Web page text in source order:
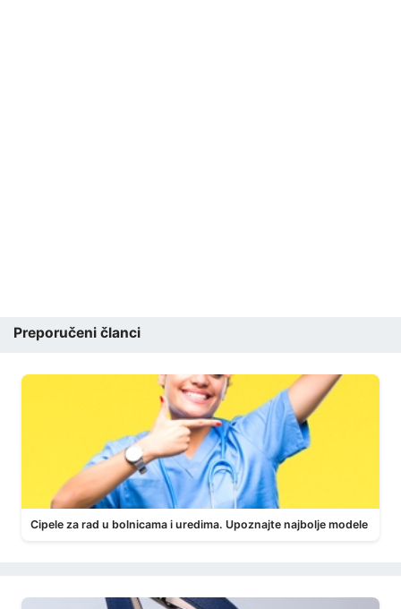
Preporučeni članci
Cipele za rad u bolnicama i uredima. Upoznajte najbolje modele